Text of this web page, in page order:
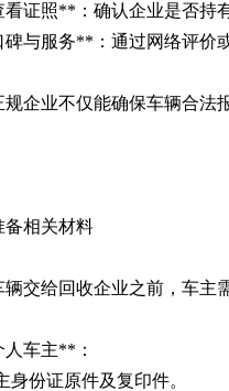
看证照**：确认企业是否持
与服务**：通过网络评价
规企业不仅能确保车辆合法
备相关材料
辆交给回收企业之前，车主
车主**：
身份证原件及复印件。